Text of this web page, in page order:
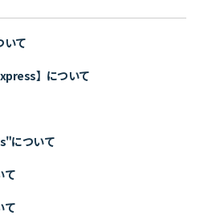
いて
】について
について
て
て